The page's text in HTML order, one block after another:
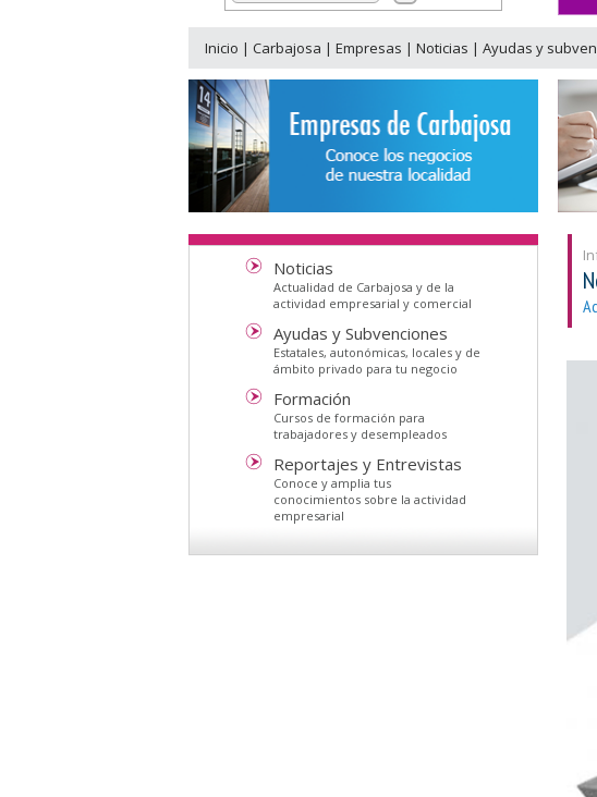
Inicio | Carbajosa | Empresas | Noticias | Ayudas y
Noticias
Actualidad de Carbajosa y de la
actividad empresarial y comercial
Ayudas y Subvenciones
Estatales, autonómicas, locales y de
ámbito privado para tu negocio
Formación
Cursos de formación para
trabajadores y desempleados
Reportajes y Entrevistas
Conoce y amplia tus
conocimientos sobre la actividad
empresarial